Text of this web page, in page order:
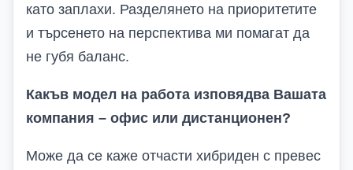
като заплахи. Разделянето на приоритетите
и търсенето на перспектива ми помагат да
не губя баланс.
Какъв модел на работа изповядва Вашата
компания – офис или дистанционен?
Може да се каже отчасти хибриден с превес